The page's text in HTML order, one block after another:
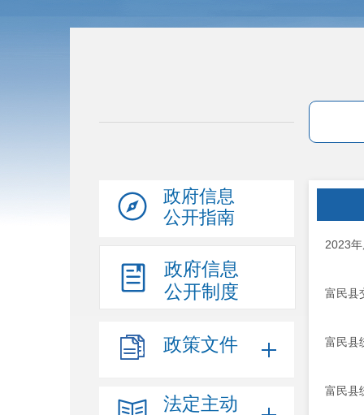
政府信息
公开指南
政府信息
公开制度
政策文件
法定主动
2023
富民县
富民县
富民县